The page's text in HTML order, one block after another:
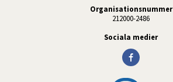
Organisationsnummer
212000-2486
Sociala medier